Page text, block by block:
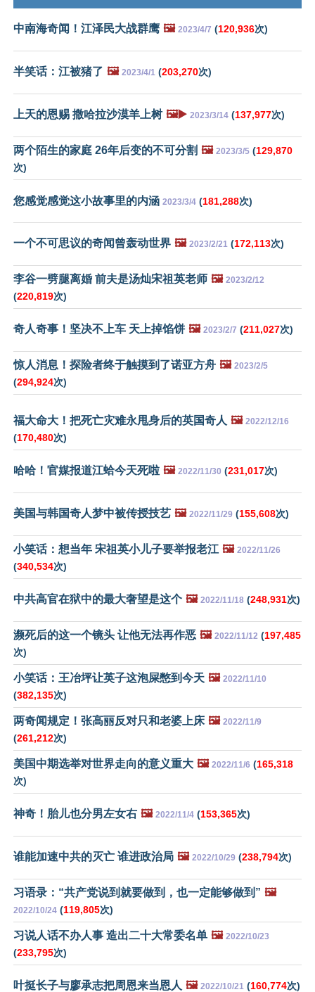
中南海奇闻！江泽民大战群鹰 🖼️ 2023/4/7 (120,936次)
半笑话：江被猪了 🖼️ 2023/4/1 (203,270次)
上天的恩赐 撒哈拉沙漠羊上树 🖼️▶️ 2023/3/14 (137,977次)
两个陌生的家庭 26年后变的不可分割 🖼️ 2023/3/5 (129,870
次)
您感觉感觉这小故事里的内涵 2023/3/4 (181,288次)
一个不可思议的奇闻曾轰动世界 🖼️ 2023/2/21 (172,113次)
李谷一劈腿离婚 前夫是汤灿宋祖英老师 🖼️ 2023/2/12
(220,819次)
奇人奇事！坚决不上车 天上掉馅饼 🖼️ 2023/2/7 (211,027次)
惊人消息！探险者终于触摸到了诺亚方舟 🖼️ 2023/2/5
(294,924次)
福大命大！把死亡灾难永甩身后的英国奇人 🖼️ 2022/12/16
(170,480次)
哈哈！官媒报道江蛤今天死啦 🖼️ 2022/11/30 (231,017次)
美国与韩国奇人梦中被传授技艺 🖼️ 2022/11/29 (155,608次)
小笑话：想当年 宋祖英小儿子要举报老江 🖼️ 2022/11/26
(340,534次)
中共高官在狱中的最大奢望是这个 🖼️ 2022/11/18 (248,931次)
濒死后的这一个镜头 让他无法再作恶 🖼️ 2022/11/12 (197,485
次)
小笑话：王冶坪让英子这泡屎憋到今天 🖼️ 2022/11/10
(382,135次)
两奇闻规定！张高丽反对只和老婆上床 🖼️ 2022/11/9
(261,212次)
美国中期选举对世界走向的意义重大 🖼️ 2022/11/6 (165,318
次)
神奇！胎儿也分男左女右 🖼️ 2022/11/4 (153,365次)
谁能加速中共的灭亡 谁进政治局 🖼️ 2022/10/29 (238,794次)
习语录：“共产党说到就要做到，也一定能够做到” 🖼️
2022/10/24 (119,805次)
习说人话不办人事 造出二十大常委名单 🖼️ 2022/10/23
(233,795次)
叶挺长子与廖承志把周恩来当恩人 🖼️ 2022/10/21 (160,774次)